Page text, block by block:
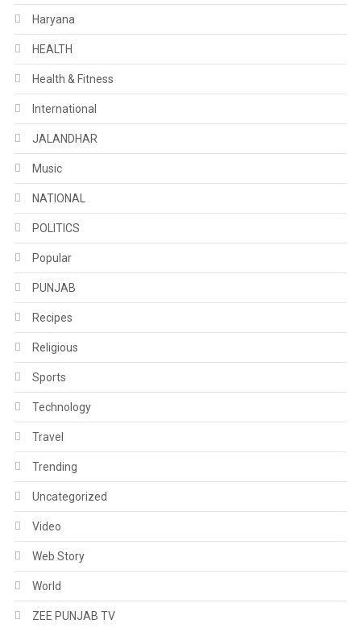
Haryana
HEALTH
Health & Fitness
International
JALANDHAR
Music
NATIONAL
POLITICS
Popular
PUNJAB
Recipes
Religious
Sports
Technology
Travel
Trending
Uncategorized
Video
Web Story
World
ZEE PUNJAB TV